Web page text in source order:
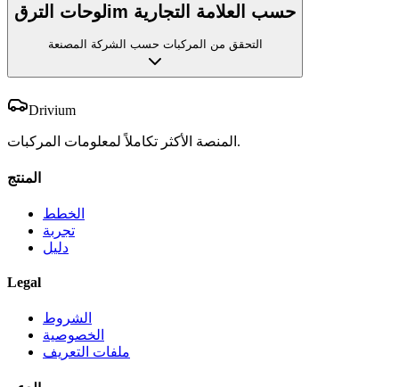
لوحات الترقim حسب العلامة التجارية
التحقق من المركبات حسب الشركة المصنعة
Drivium
المنصة الأكثر تكاملاً لمعلومات المركبات.
المنتج
الخطط
تجربة
دليل
Legal
الشروط
الخصوصية
ملفات التعريف